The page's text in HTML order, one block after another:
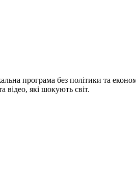
програма без політики та
відео, які шокують світ.